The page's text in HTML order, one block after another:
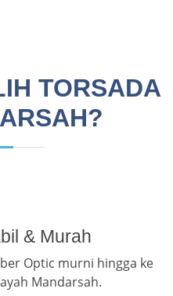
TORSADA
& Murah
Optic murni hingga ke
Mandarsah.